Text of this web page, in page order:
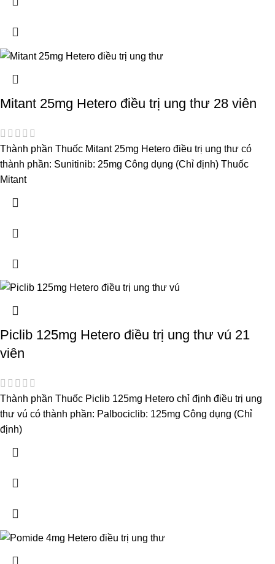
Mitant 25mg Hetero điều trị ung thư 28 viên
Thành phần Thuốc Mitant 25mg Hetero điều trị ung thư có
thành phần: Sunitinib: 25mg Công dụng (Chỉ định) Thuốc
Mitant
Piclib 125mg Hetero điều trị ung thư vú 21
viên
Thành phần Thuốc Piclib 125mg Hetero chỉ định điều trị ung
thư vú có thành phần: Palbociclib: 125mg Công dụng (Chỉ
định)